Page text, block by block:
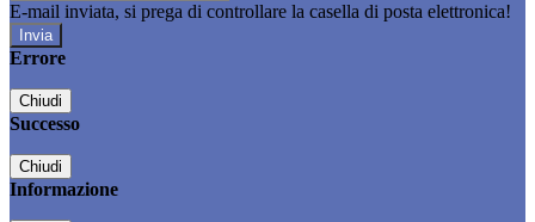
E-mail inviata, si prega di controllare la casella di posta elettronica!
Errore
Chiudi
Successo
Chiudi
Informazione